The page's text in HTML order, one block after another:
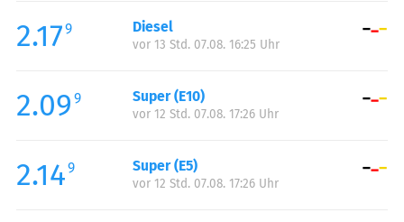
Mittwoch:
00:00-23:59
Donnerstag:
Samstag:
00:00-23:59
Sonntag:
2.179 Diesel
vor 13 Std. 07.08. 16:25 Uhr
2.09 9 Super (E10)
vor 12 Std. 07.08. 17:26 Uhr
2.149 Super (E5)
vor 12 Std. 07.08. 17:26 Uhr